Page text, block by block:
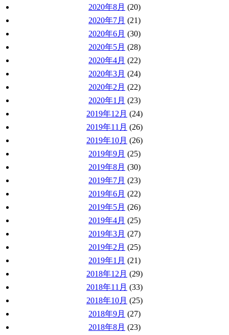
2020年8月 (20)
2020年7月 (21)
2020年6月 (30)
2020年5月 (28)
2020年4月 (22)
2020年3月 (24)
2020年2月 (22)
2020年1月 (23)
2019年12月 (24)
2019年11月 (26)
2019年10月 (26)
2019年9月 (25)
2019年8月 (30)
2019年7月 (23)
2019年6月 (22)
2019年5月 (26)
2019年4月 (25)
2019年3月 (27)
2019年2月 (25)
2019年1月 (21)
2018年12月 (29)
2018年11月 (33)
2018年10月 (25)
2018年9月 (27)
2018年8月 (23)